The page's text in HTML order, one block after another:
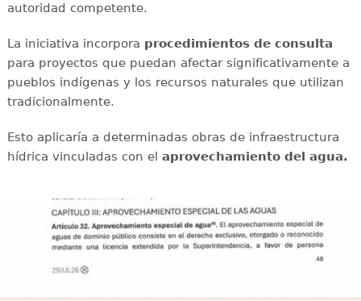
autoridad competente.
La iniciativa incorpora procedimientos de consulta
para proyectos que puedan afectar significativamente a
pueblos indígenas y los recursos naturales que utilizan
tradicionalmente.
Esto aplicaría a determinadas obras de infraestructura
hídrica vinculadas con el aprovechamiento del agua.